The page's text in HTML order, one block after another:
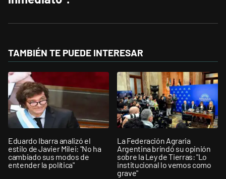
TAMBIÉN TE PUEDE INTERESAR
Eduardo Ibarra analizó el
estilo de Javier Milei: "No ha
cambiado sus modos de
entender la política"
La Federación Agraria
Argentina brindó su opinión
sobre la Ley de Tierras: "Lo
institucional lo vemos como
grave"